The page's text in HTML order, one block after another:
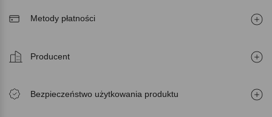
Metody płatności
Producent
Bezpieczeństwo użytkowania produktu